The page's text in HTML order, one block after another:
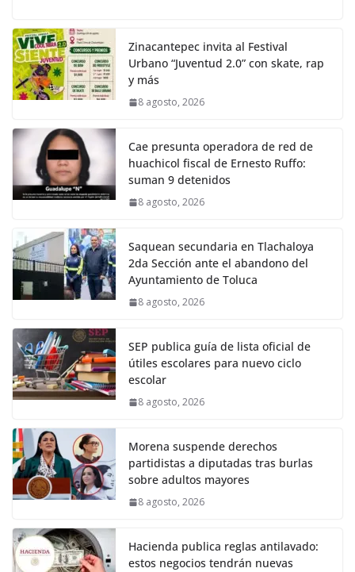
Zinacantepec invita al Festival
Urbano “Juventud 2.0” con skate, rap
y más
8 agosto, 2026
Cae presunta operadora de red de
huachicol fiscal de Ernesto Ruffo:
suman 9 detenidos
8 agosto, 2026
Saquean secundaria en Tlachaloya
2da Sección ante el abandono del
Ayuntamiento de Toluca
8 agosto, 2026
SEP publica guía de lista oficial de
útiles escolares para nuevo ciclo
escolar
8 agosto, 2026
Morena suspende derechos
partidistas a diputadas tras burlas
sobre adultos mayores
8 agosto, 2026
Hacienda publica reglas antilavado:
estos negocios tendrán nuevas